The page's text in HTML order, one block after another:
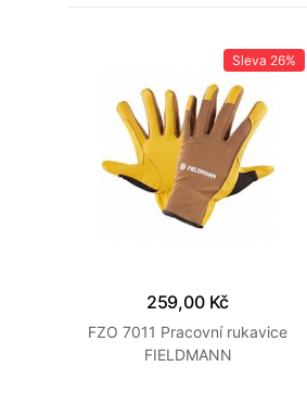
Sleva 26%
259,00 Kč
FZO 7011 Pracovní rukavice
FIELDMANN